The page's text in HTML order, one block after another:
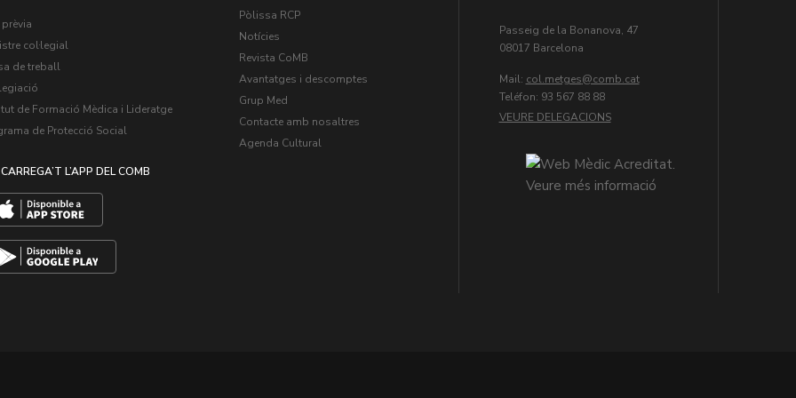
col·legial
de treball
de Formació Mèdica i Lideratge
de Protecció Social
L’APP DEL COMB
Pòlissa RCP
Notícies
Revista CoMB
Avantatges i descomptes
Grup Med
Contacte amb nosaltres
Agenda Cultural
Passeig de la Bonanova, 47
08017 Barcelona
Mail: col.metges
Teléfon: 93 567 88 88
VEURE DELEGACIONS